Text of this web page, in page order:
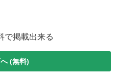
で掲載出来る
(無料)